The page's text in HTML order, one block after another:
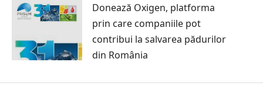
Donează Oxigen, platforma
prin care companiile pot
contribui la salvarea pădurilor
din România